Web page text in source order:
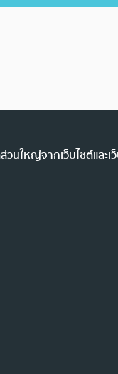
นใหญ่จากเว็บไซต์แล